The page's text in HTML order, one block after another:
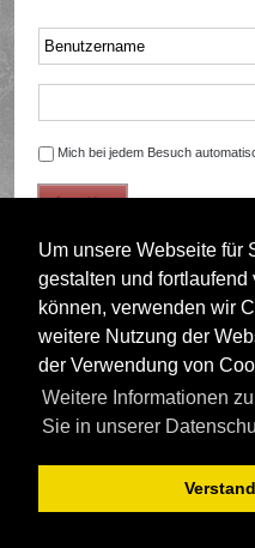
Um unsere Webseite für
gestalten und fortlaufend
können, verwenden wir
weitere Nutzung der
der Verwendung von
Weitere Informationen
Sie in unserer
Mich bei jedem Besuch
Ändere Schriftgröße
Wer ist online?
Insgesamt sind440Besucher
438 Gäste (basierend auf den
gleichzeitig online waren.